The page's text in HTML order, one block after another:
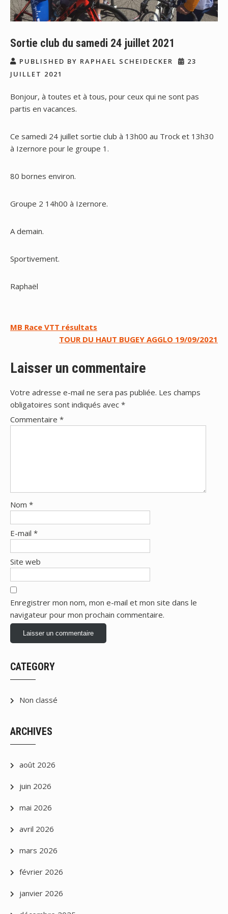
Sortie club du samedi 24 juillet 2021
PUBLISHED BY RAPHAEL SCHEIDECKER
23
JUILLET 2021
Bonjour, à toutes et à tous, pour ceux qui ne sont pas
partis en vacances.
Ce samedi 24 juillet sortie club à 13h00 au Trock et 13h30
à Izernore pour le groupe 1.
80 bornes environ.
Groupe 2 14h00 à Izernore.
A demain.
Sportivement.
Raphaël
Navigation
l’article
MB Race VTT résultats
TOUR DU HAUT BUGEY AGGLO 19/09/2021
Laisser un commentaire
Votre adresse e-mail ne sera pas publiée. Les champs
obligatoires sont indiqués avec *
Commentaire *
Nom *
E-mail *
Site web
Enregistrer mon nom, mon e-mail et mon site dans le
navigateur pour mon prochain commentaire.
CATEGORY
Non classé
ARCHIVES
août 2026
juin 2026
mai 2026
avril 2026
mars 2026
février 2026
janvier 2026